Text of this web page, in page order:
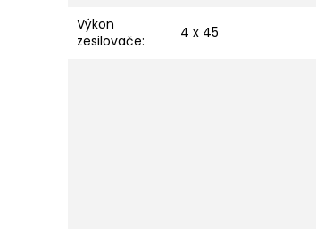
Výkon
zesilovače: 4 x 45